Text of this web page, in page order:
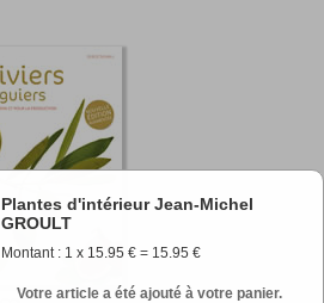
Plantes d'intérieur Jean-Michel
GROULT
Montant : 1 x 15.95 € = 15.95 €
Votre article a été ajouté à votre panier.